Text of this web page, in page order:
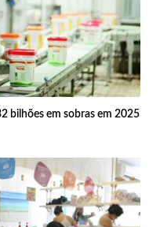
bilhões em sobras em 2025